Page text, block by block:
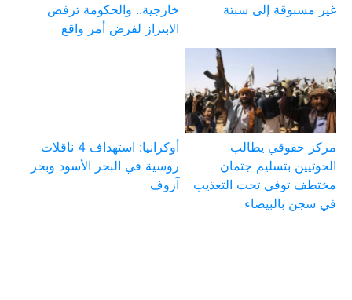
غير مسبوقة إلى سبتة
خارجية.. والحكومة ترفض
الابتزاز لفرض أمر واقع
مركز حقوقي يطالب
الحوثيين بتسليم جثمان
مختطف توفي تحت التعذيب
في سجن بالبيضاء
أوكرانيا: استهداف 4 ناقلات
روسية في البحر الأسود وبحر
آزوف